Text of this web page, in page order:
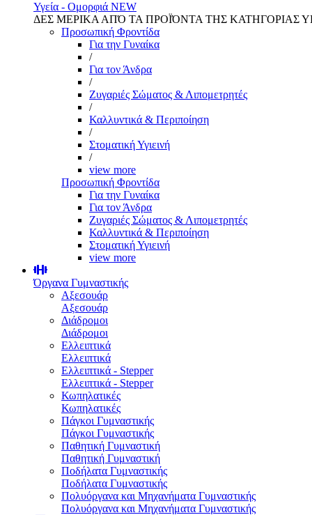
Υγεία - Ομορφιά NEW
ΔΕΣ ΜΕΡΙΚΑ ΑΠΌ ΤΑ ΠΡΟΪΌΝΤΑ ΤΗΣ ΚΑΤΗΓΟΡΙΑΣ
Προσωπική Φροντίδα
Για την Γυναίκα
/
Για τον Άνδρα
/
Ζυγαριές Σώματος & Λιπομετρητές
/
Καλλυντικά & Περιποίηση
/
Στοματική Υγιεινή
/
view more
Προσωπική Φροντίδα
Για την Γυναίκα
Για τον Άνδρα
Ζυγαριές Σώματος & Λιπομετρητές
Καλλυντικά & Περιποίηση
Στοματική Υγιεινή
view more
Όργανα Γυμναστικής
Αξεσουάρ
Αξεσουάρ
Διάδρομοι
Διάδρομοι
Ελλειπτικά
Ελλειπτικά
Ελλειπτικά - Stepper
Ελλειπτικά - Stepper
Κωπηλατικές
Κωπηλατικές
Πάγκοι Γυμναστικής
Πάγκοι Γυμναστικής
Παθητική Γυμναστική
Παθητική Γυμναστική
Ποδήλατα Γυμναστικής
Ποδήλατα Γυμναστικής
Πολυόργανα και Μηχανήματα Γυμναστικής
Πολυόργανα και Μηχανήματα Γυμναστικής